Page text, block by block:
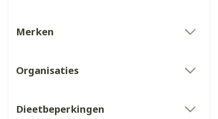
Merken
Organisaties
Dieetbeperkingen